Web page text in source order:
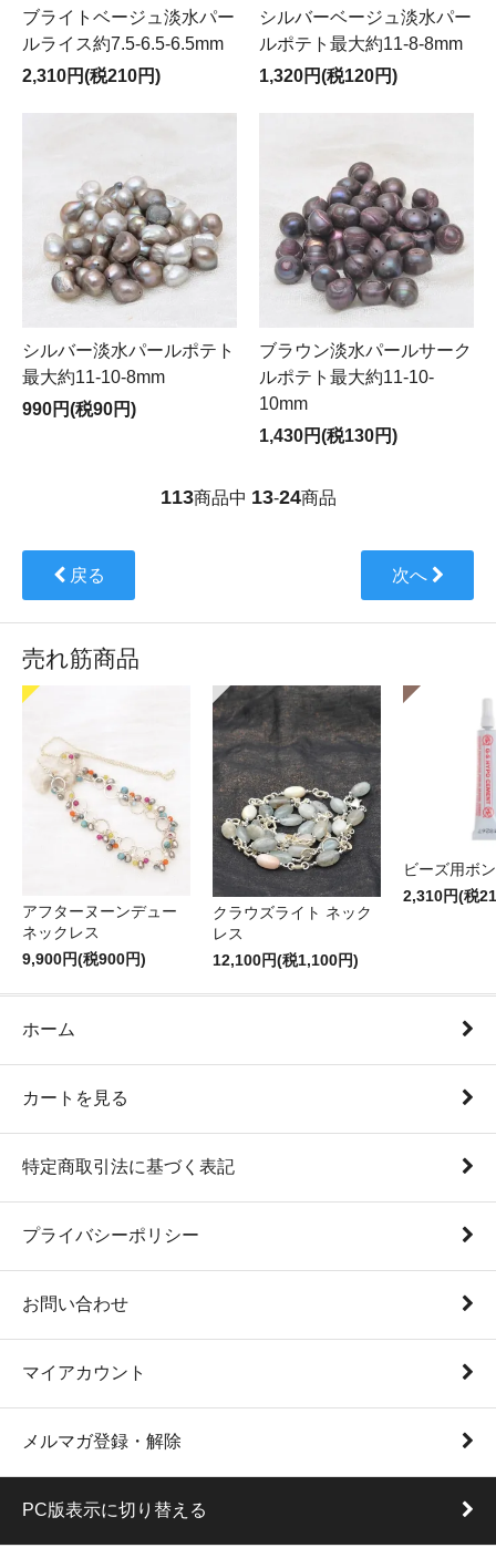
ブライトベージュ淡水パー
ルライス約7.5-6.5-6.5mm
2,310円(税210円)
シルバーベージュ淡水パー
ルポテト最大約11-8-8mm
1,320円(税120円)
シルバー淡水パールポテト
最大約11-10-8mm
990円(税90円)
ブラウン淡水パールサーク
ルポテト最大約11-10-
10mm
1,430円(税130円)
113商品中 13-24商品
戻る 次へ
売れ筋商品
アフターヌーンデュー
ネックレス
9,900円(税900円)
クラウズライト ネック
レス
12,100円(税1,100円)
ビーズ用ボ
2,310円(税
ホーム
カートを見る
特定商取引法に基づく表記
プライバシーポリシー
お問い合わせ
マイアカウント
メルマガ登録・解除
PC版表示に切り替える